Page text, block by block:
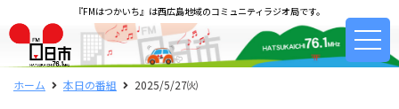
『FMはつかいち』は西広島地域のコミュニティラジオ局です。
ホーム 本日の番組 2025/5/27㈫